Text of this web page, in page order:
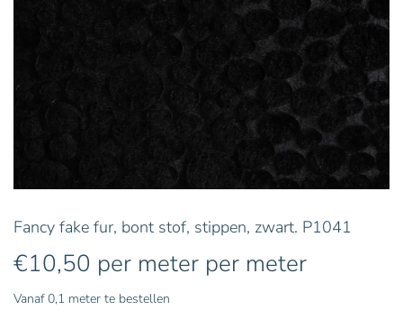
Fancy fake fur, bont stof, stippen, zwart. P1041
€10,50 per meter per meter
Vanaf 0,1 meter te bestellen